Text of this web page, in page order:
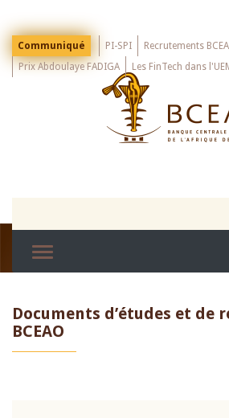
mainMenu
Top
Communiqué PI-SPI Recrutements
Prix Abdoulaye FADIGA
Les FinTech dans
Documents d’études et de
BCEAO